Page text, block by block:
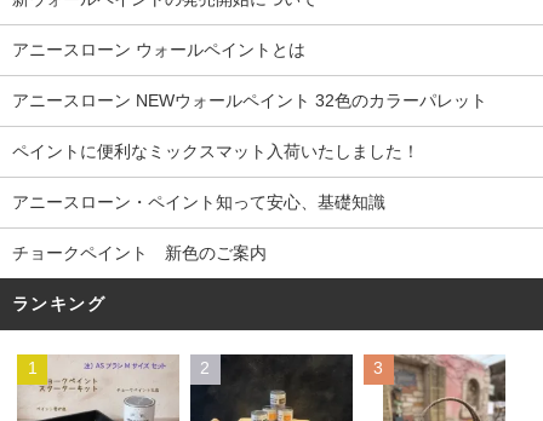
アニースローン ウォールペイントとは
アニースローン NEWウォールペイント 32色のカラーパレット
ペイントに便利なミックスマット入荷いたしました！
アニースローン・ペイント知って安心、基礎知識
チョークペイント 新色のご案内
ランキング
1 2 3